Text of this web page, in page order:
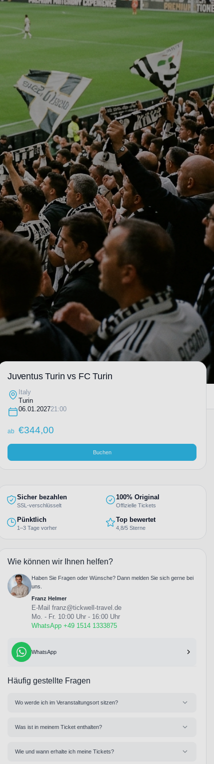
Juventus Turin vs FC Turin
Italy
Turin
06.01.202721:00
ab €344,00
Buchen
Sicher bezahlen
SSL-verschlüsselt
100% Original
Offizielle Tickets
Pünktlich
1–3 Tage vorher
Top bewertet
4,8/5 Sterne
Wie können wir Ihnen helfen?
Haben Sie Fragen oder Wünsche? Dann melden Sie sich gerne bei
uns.
Franz Helmer
E-Mail franz@tickwell-travel.de
Mo. - Fr. 10:00 Uhr - 16:00 Uhr
WhatsApp +49 1514 1333875
WhatsApp
Häufig gestellte Fragen
Wo werde ich im Veranstaltungsort sitzen?
Was ist in meinem Ticket enthalten?
Wie und wann erhalte ich meine Tickets?